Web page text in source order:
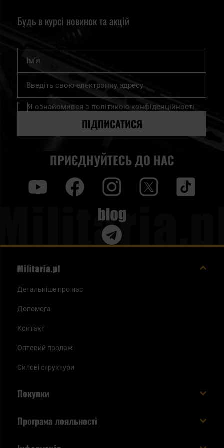
обмежить ваші можливості, а під час надзвичайної
ситуації ці можливості можуть мати вирішальне значення
для вашого виживання.
Будь в курсі новинок та акцій
Підпишіться
нашу
розсилку
Я ознайомився з політикою конфіденційності
ПІДПИСАТИСЯ
ПРИЄДНУЙТЕСЬ ДО НАС
Blog
Детальніше про нас
Допомога
Контакт
Оптовий продаж
Силові структури
Покупки
Програма лояльності